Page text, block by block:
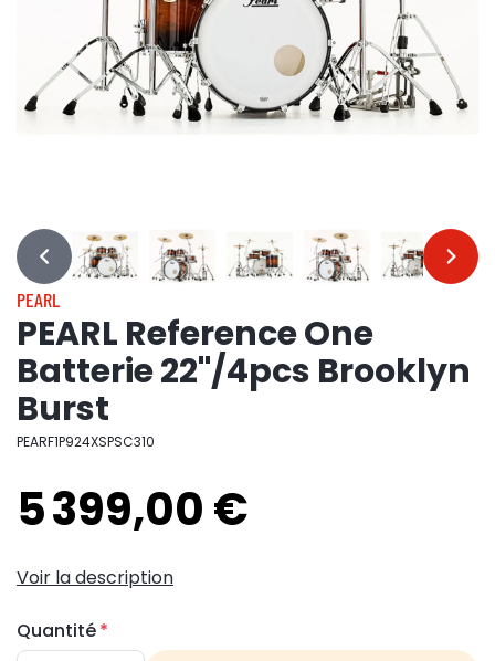
… …
PEARL
PEARL Reference One
Batterie 22"/4pcs Brooklyn
Burst
PEARF1P924XSPSC310
5 399,00 €
Voir la description
Quantité